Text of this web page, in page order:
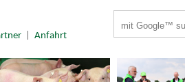
| Anfahrt